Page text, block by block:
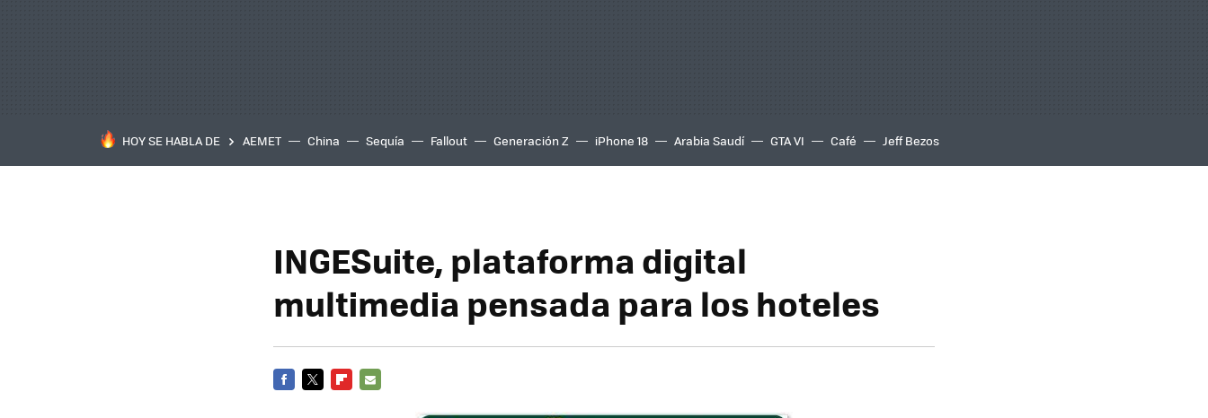
HOY SE HABLA DE AEMET China Sequía Fallout Generación Z iPhone 18 Arabia Saudí GTA VI Café Jeff Bezos
INGESuite, plataforma digital
multimedia pensada para los hoteles